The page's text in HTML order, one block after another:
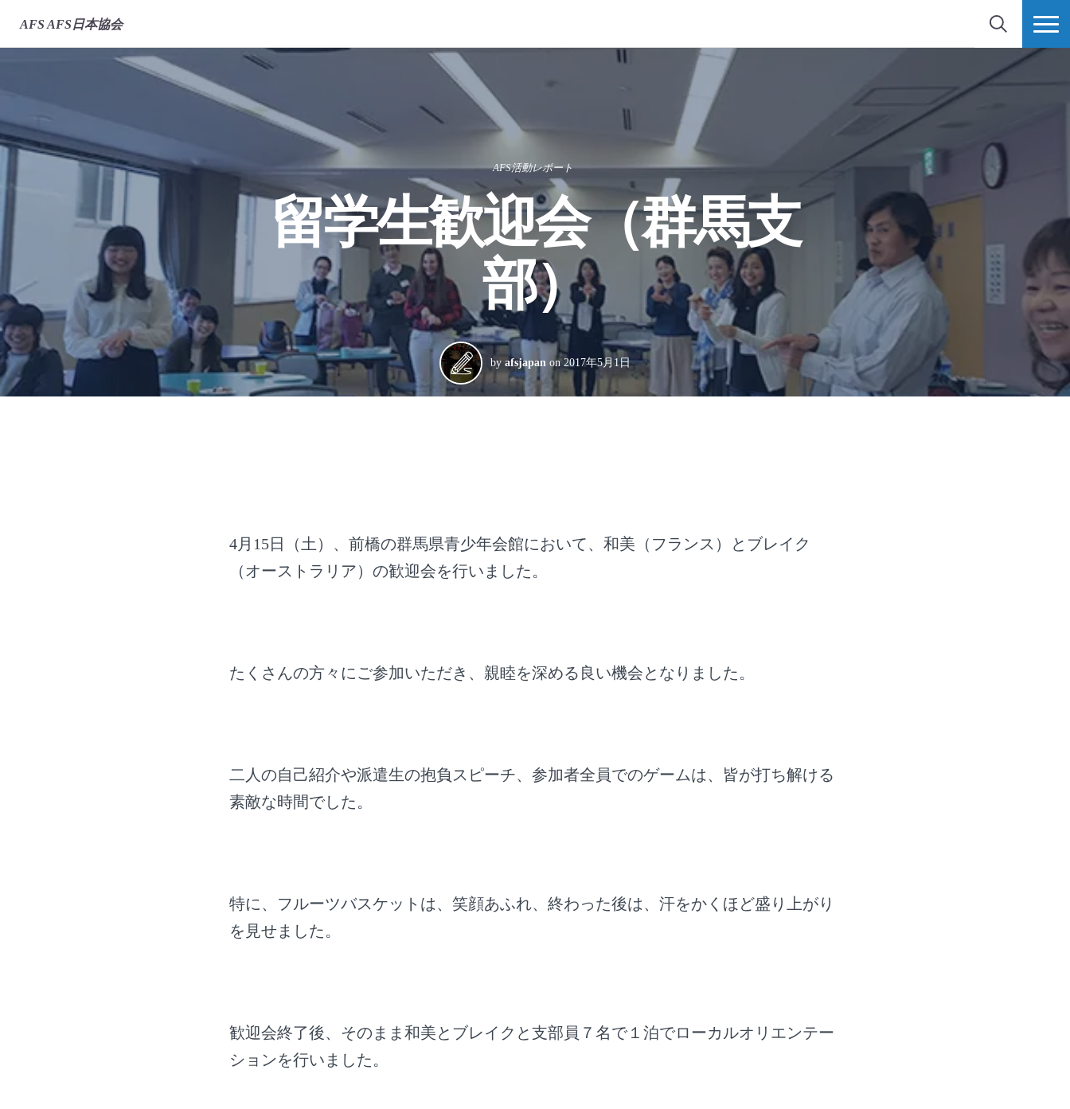
AFS AFS日本協会
検索 MORE
AFS活動レポート
留学生歓迎会（群馬支
部）
by afsjapan on2017年5月1日
4月15日（土）、前橋の群馬県青少年会館において、和美（フランス）とブレイク
（オーストラリア）の歓迎会を行いました。
たくさんの方々にご参加いただき、親睦を深める良い機会となりました。
二人の自己紹介や派遣生の抱負スピーチ、参加者全員でのゲームは、皆が打ち解ける
素敵な時間でした。
特に、フルーツバスケットは、笑顔あふれ、終わった後は、汗をかくほど盛り上がり
を見せました。
歓迎会終了後、そのまま和美とブレイクと支部員７名で１泊でローカルオリエンテー
ションを行いました。